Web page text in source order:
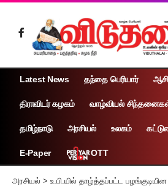
Latest News தந்தை பெரியார்
திராவிடர் கழகம் வாழ்வியல்
தமிழ்நாடு அரசியல் உலகம்
E-Paper OTT
அரசியல் > உ.பி.யில் தாழ்த்தப்பட்ட பழங்குடியின சமூக மாணவர்களுக்கான இலவசப் பாடப்